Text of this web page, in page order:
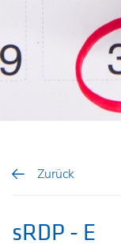
Zurück
sRDP - E